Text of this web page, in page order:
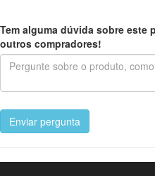
Tem alguma dúvida sobre este
outros compradores!
Enviar pergunta